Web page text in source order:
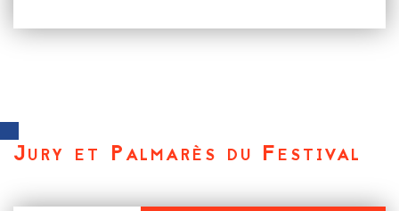
Jury et Palmarès du Festival